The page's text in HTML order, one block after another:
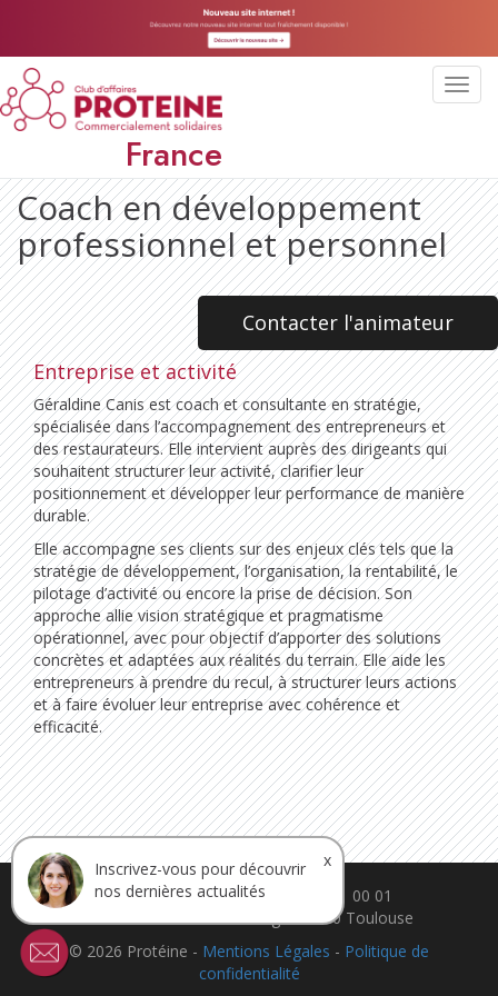
France
Coach en développement
professionnel et personnel
Contacter l'animateur
Entreprise et activité
Géraldine Canis est coach et consultante en stratégie,
spécialisée dans l’accompagnement des entrepreneurs et
des restaurateurs. Elle intervient auprès des dirigeants qui
souhaitent structurer leur activité, clarifier leur
positionnement et développer leur performance de manière
durable.
Elle accompagne ses clients sur des enjeux clés tels que la
stratégie de développement, l’organisation, la rentabilité, le
pilotage d’activité ou encore la prise de décision. Son
approche allie vision stratégique et pragmatisme
opérationnel, avec pour objectif d’apporter des solutions
concrètes et adaptées aux réalités du terrain. Elle aide les
entrepreneurs à prendre du recul, à structurer leurs actions
et à faire évoluer leur entreprise avec cohérence et
efficacité.
contact@ca-proteine.fr - 05 61 11 00 01
30 rue Théron de Montaugé. 31200 Toulouse
© 2026 Protéine - Mentions Légales - Politique de
confidentialité
Inscrivez-vous pour découvrir
nos dernières actualités
x